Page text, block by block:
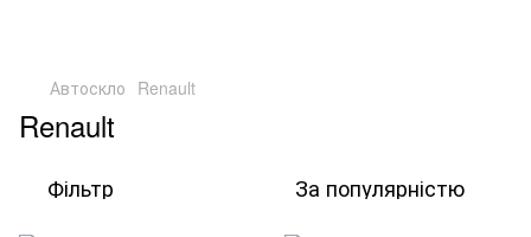
Автоскло Renault
Renault
Фільтр За популярністю